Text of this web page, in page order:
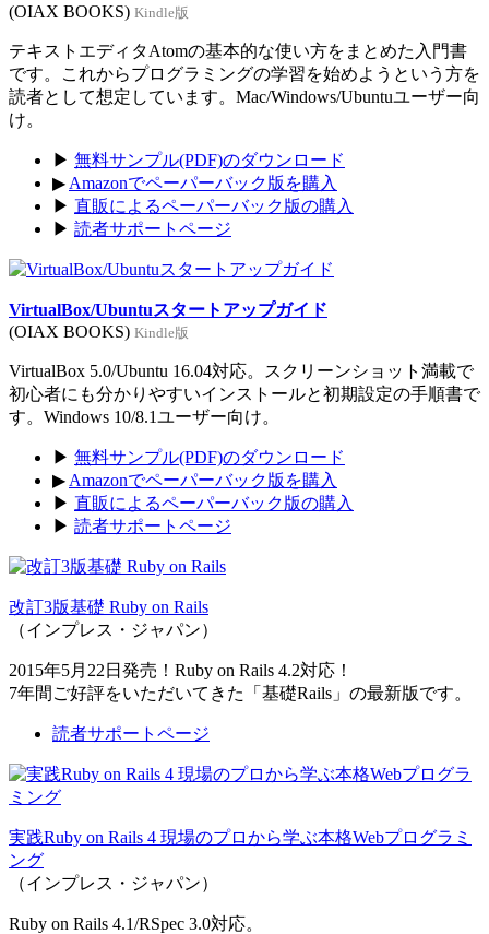
(OIAX BOOKS) Kindle版
テキストエディタAtomの基本的な使い方をまとめた入門書
です。これからプログラミングの学習を始めようという方を
読者として想定しています。Mac/Windows/Ubuntuユーザー向
け。
▶ 無料サンプル(PDF)のダウンロード
▶ Amazonでペーパーバック版を購入
▶ 直販によるペーパーバック版の購入
▶ 読者サポートページ
VirtualBox/Ubuntuスタートアップガイド
(OIAX BOOKS) Kindle版
VirtualBox 5.0/Ubuntu 16.04対応。スクリーンショット満載で
初心者にも分かりやすいインストールと初期設定の手順書で
す。Windows 10/8.1ユーザー向け。
▶ 無料サンプル(PDF)のダウンロード
▶ Amazonでペーパーバック版を購入
▶ 直販によるペーパーバック版の購入
▶ 読者サポートページ
改訂3版基礎 Ruby on Rails
（インプレス・ジャパン）
2015年5月22日発売！Ruby on Rails 4.2対応！
7年間ご好評をいただいてきた「基礎Rails」の最新版です。
読者サポートページ
実践Ruby on Rails 4 現場のプロから学ぶ本格Webプログラミ
ング
（インプレス・ジャパン）
Ruby on Rails 4.1/RSpec 3.0対応。